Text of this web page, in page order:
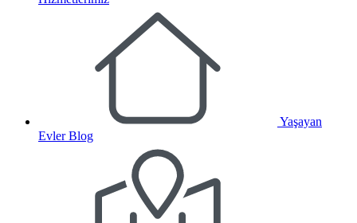
Yaşayan
Evler Blog